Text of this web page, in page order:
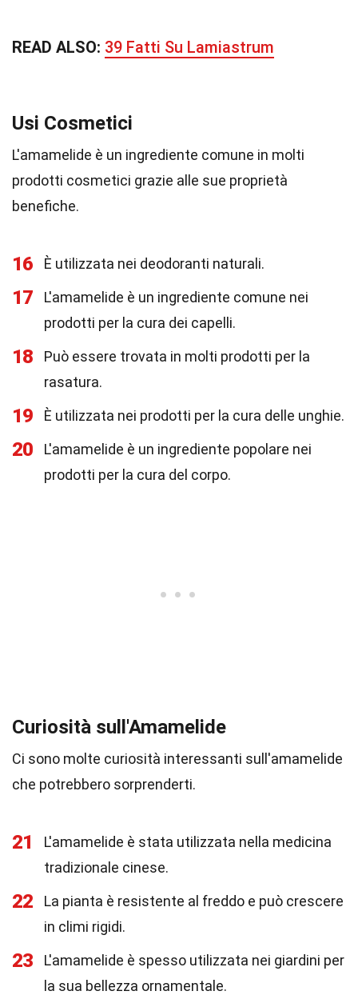
READ ALSO: 39 Fatti Su Lamiastrum
Usi Cosmetici
L'amamelide è un ingrediente comune in molti
prodotti cosmetici grazie alle sue proprietà
benefiche.
16 È utilizzata nei deodoranti naturali.
17
L'amamelide è un ingrediente comune nei
prodotti per la cura dei capelli.
18
Può essere trovata in molti prodotti per la
rasatura.
19 È utilizzata nei prodotti per la cura delle unghie.
20
L'amamelide è un ingrediente popolare nei
prodotti per la cura del corpo.
Curiosità sull'Amamelide
Ci sono molte curiosità interessanti sull'amamelide
che potrebbero sorprenderti.
21
L'amamelide è stata utilizzata nella medicina
tradizionale cinese.
22
La pianta è resistente al freddo e può crescere
in climi rigidi.
23
L'amamelide è spesso utilizzata nei giardini per
la sua bellezza ornamentale.